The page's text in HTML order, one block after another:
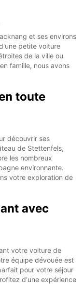
et ses environs
petite voiture
de la ville ou
famille, nous avons
toute
découvrir ses
de Stettenfels,
les nombreux
environnante.
votre exploration de
avec
votre voiture de
équipe dévouée est
pour votre séjour
d'une expérience